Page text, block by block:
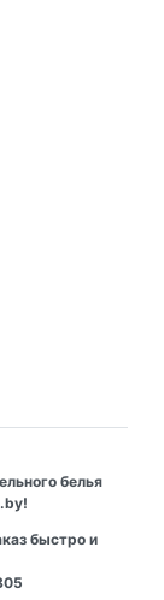
белья
быстро и